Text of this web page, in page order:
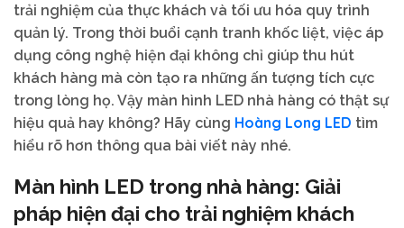
trải nghiệm của thực khách và tối ưu hóa quy trình
quản lý. Trong thời buổi cạnh tranh khốc liệt, việc áp
dụng công nghệ hiện đại không chỉ giúp thu hút
khách hàng mà còn tạo ra những ấn tượng tích cực
trong lòng họ. Vậy màn hình LED nhà hàng có thật sự
hiệu quả hay không? Hãy cùng Hoàng Long LED tìm
hiểu rõ hơn thông qua bài viết này nhé.
Màn hình LED trong nhà hàng: Giải
pháp hiện đại cho trải nghiệm khách